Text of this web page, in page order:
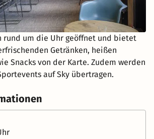
rund um die Uhr geöffnet und bietet
Getränken, heißen
Snacks von der Karte. Zudem werden
auf Sky übertragen.